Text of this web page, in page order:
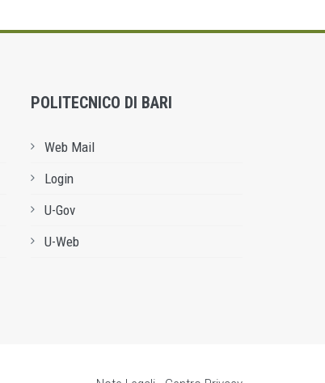
POLITECNICO DI BARI
Web Mail
Login
U-Gov
U-Web